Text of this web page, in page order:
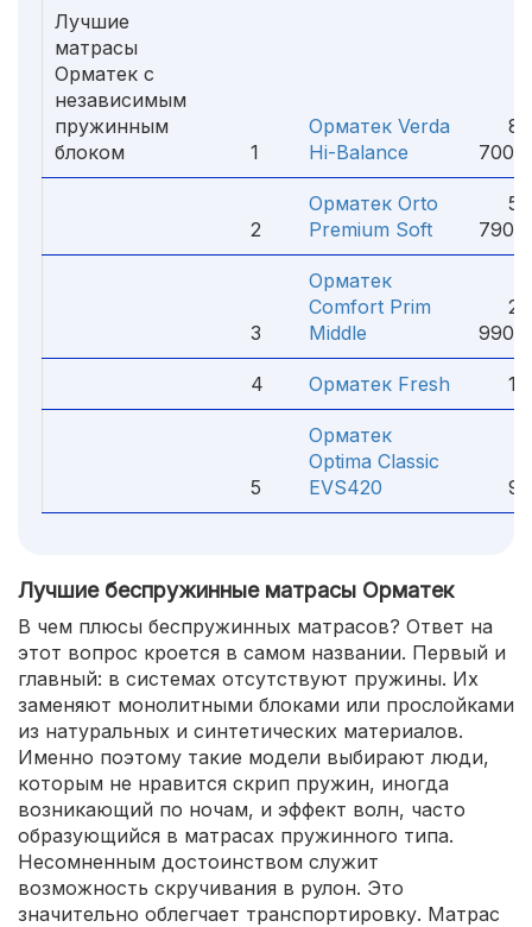
Лучшие
матрасы
Орматек с
независимым
пружинным
блоком
1
Орматек Verda
Hi-Balance
83
700 ₽
2
Орматек Orto
Premium Soft
52
790 ₽
3
Орматек
Comfort Prim
Middle
22
990 ₽
4 Орматек Fresh 11
5
Орматек
Optima Classic
EVS420
9
Лучшие беспружинные матрасы Орматек
В чем плюсы беспружинных матрасов? Ответ на
этот вопрос кроется в самом названии. Первый и
главный: в системах отсутствуют пружины. Их
заменяют монолитными блоками или прослойками
из натуральных и синтетических материалов.
Именно поэтому такие модели выбирают люди,
которым не нравится скрип пружин, иногда
возникающий по ночам, и эффект волн, часто
образующийся в матрасах пружинного типа.
Несомненным достоинством служит
возможность скручивания в рулон. Это
значительно облегчает транспортировку. Матрас